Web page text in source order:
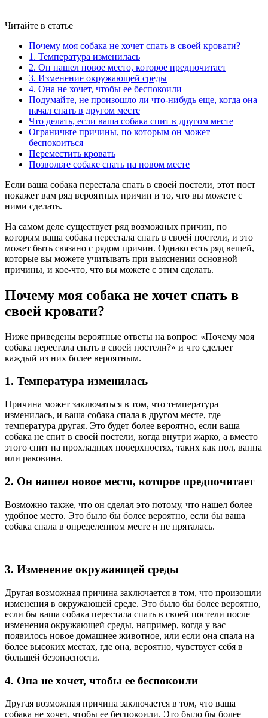
Читайте в статье
Почему моя собака не хочет спать в своей кровати?
1. Температура изменилась
2. Он нашел новое место, которое предпочитает
3. Изменение окружающей среды
4. Она не хочет, чтобы ее беспокоили
Подумайте, не произошло ли что-нибудь еще, когда она
начал спать в другом месте
Что делать, если ваша собака спит в другом месте
Ограничьте причины, по которым он может
беспокоиться
Переместить кровать
Позвольте собаке спать на новом месте
Если ваша собака перестала спать в своей постели, этот пост
покажет вам ряд вероятных причин и то, что вы можете с
ними сделать.
На самом деле существует ряд возможных причин, по
которым ваша собака перестала спать в своей постели, и это
может быть связано с рядом причин. Однако есть ряд вещей,
которые вы можете учитывать при выяснении основной
причины, и кое-что, что вы можете с этим сделать.
Почему моя собака не хочет спать в
своей кровати?
Ниже приведены вероятные ответы на вопрос: «Почему моя
собака перестала спать в своей постели?» и что сделает
каждый из них более вероятным.
1. Температура изменилась
Причина может заключаться в том, что температура
изменилась, и ваша собака спала в другом месте, где
температура другая. Это будет более вероятно, если ваша
собака не спит в своей постели, когда внутри жарко, а вместо
этого спит на прохладных поверхностях, таких как пол, ванна
или раковина.
2. Он нашел новое место, которое предпочитает
Возможно также, что он сделал это потому, что нашел более
удобное место. Это было бы более вероятно, если бы ваша
собака спала в определенном месте и не пряталась.
3. Изменение окружающей среды
Другая возможная причина заключается в том, что произошли
изменения в окружающей среде. Это было бы более вероятно,
если бы ваша собака перестала спать в своей постели после
изменения окружающей среды, например, когда у вас
появилось новое домашнее животное, или если она спала на
более высоких местах, где она, вероятно, чувствует себя в
большей безопасности.
4. Она не хочет, чтобы ее беспокоили
Другая возможная причина заключается в том, что ваша
собака не хочет, чтобы ее беспокоили. Это было бы более